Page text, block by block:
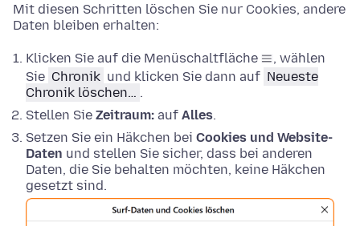
Mit diesen Schritten löschen Sie nur Cookies, andere
Daten bleiben erhalten:
Klicken Sie auf die Menüschaltfläche
, wählen
Sie Chronik und klicken Sie dann auf Neueste
Chronik löschen… .
Stellen Sie Zeitraum: auf Alles.
Setzen Sie ein Häkchen bei Cookies und Website-
Daten und stellen Sie sicher, dass bei anderen
Daten, die Sie behalten möchten, keine Häkchen
gesetzt sind.